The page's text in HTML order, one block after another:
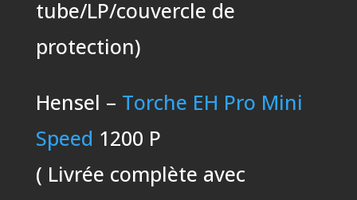
tube/LP/couvercle de
protection)
Hensel – Torche EH Pro Mini
Speed 1200 P
( Livrée complète avec